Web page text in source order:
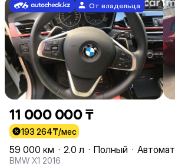
От владельца
11 000 000 ₸
193 264₸/мес
59 000 км · 2.0 л · Полный · Автомат
BMW X1 2016